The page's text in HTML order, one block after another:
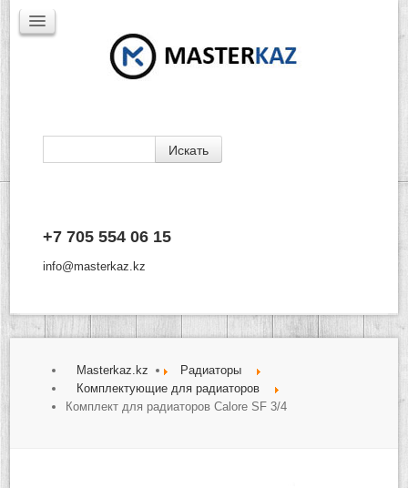
+7 705 554 06 15
info@masterkaz.kz
Доставка
Masterkaz.kz
Радиаторы
Комплектующие для радиаторов
Комплект для радиаторов Calore SF 3/4